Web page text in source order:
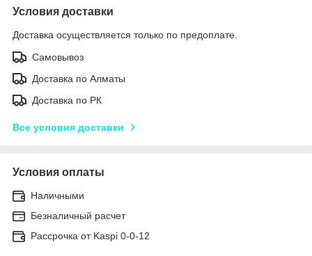
Условия доставки
Доставка осуществляется только по предоплате.
Самовывоз
Доставка по Алматы
Доставка по РК
Все условия доставки
Условия оплаты
Наличными
Безналичный расчет
Рассрочка от Kaspi 0-0-12